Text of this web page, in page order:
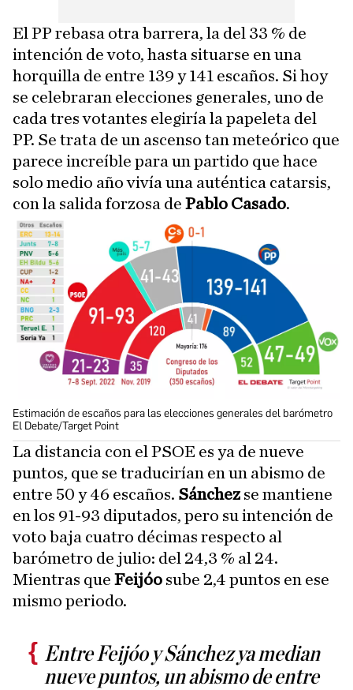
El PP rebasa otra barrera, la del 33 % de
intención de voto, hasta situarse en una
horquilla de entre 139 y 141 escaños. Si hoy
se celebraran elecciones generales, uno de
cada tres votantes elegiría la papeleta del
PP. Se trata de un ascenso tan meteórico que
parece increíble para un partido que hace
solo medio año vivía una auténtica catarsis,
con la salida forzosa de Pablo Casado.
Estimación de escaños para las elecciones generales del barómetro
El Debate/Target Point
La distancia con el PSOE es ya de nueve
puntos, que se traducirían en un abismo de
entre 50 y 46 escaños. Sánchezse mantiene
en los 91-93 diputados, pero su intención de
voto baja cuatro décimas respecto al
barómetro de julio: del 24,3 % al 24.
Mientras que Feijóo sube 2,4 puntos en ese
mismo periodo.
Entre Feijóo y Sánchez ya median
nueve puntos, un abismo de entre